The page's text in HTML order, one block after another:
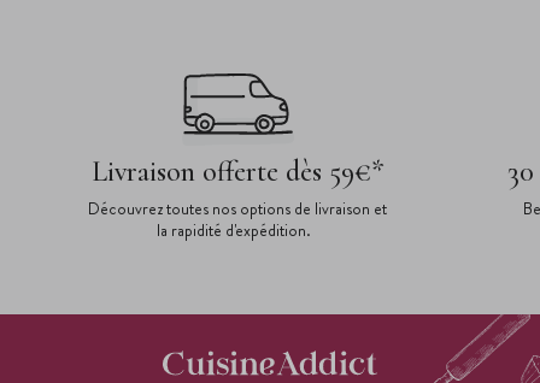
Livraison offerte dès 59€*
Découvrez toutes nos options de livraison et
la rapidité d'expédition.